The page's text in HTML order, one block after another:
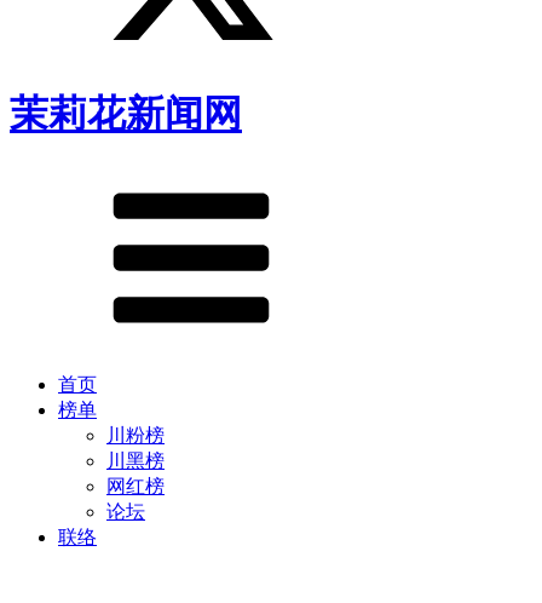
茉莉花新闻网
首页
榜单
川粉榜
川黑榜
网红榜
论坛
联络